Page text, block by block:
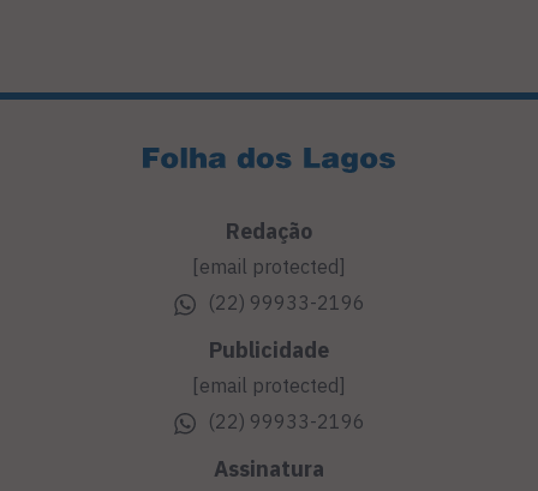
Redação
[email protected]
(22) 99933-2196
Publicidade
[email protected]
(22) 99933-2196
Assinatura